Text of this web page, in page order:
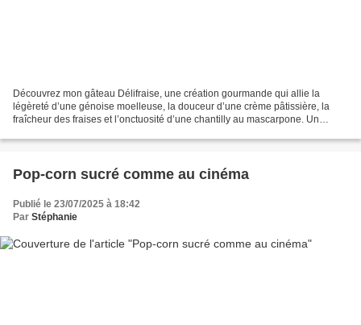
Découvrez mon gâteau Délifraise, une création gourmande qui allie la
légèreté d’une génoise moelleuse, la douceur d’une crème pâtissière, la
fraîcheur des fraises et l’onctuosité d’une chantilly au mascarpone. Un
Pop-corn sucré comme au cinéma
Publié le 23/07/2025 à 18:42
Par Stéphanie